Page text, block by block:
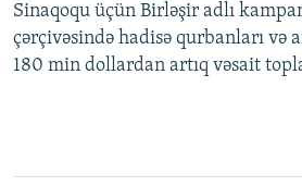
Sinaqoqu üçün Birləşir adlı
çərçivəsində hadisə qurbanları və
180 min dollardan artıq vəsait